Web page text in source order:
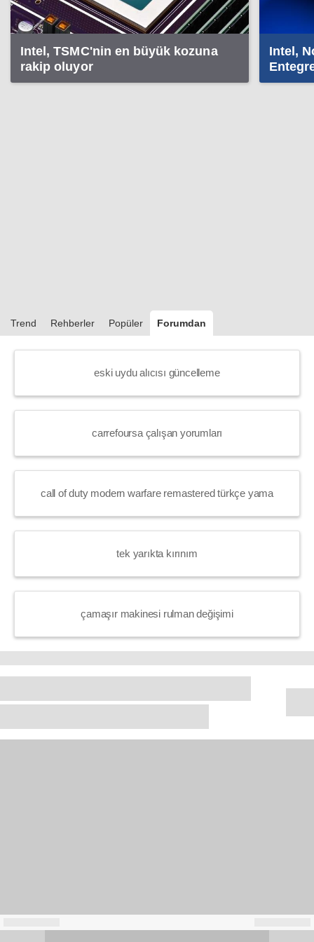
Intel, TSMC'nin en büyük kozuna
rakip oluyor
Intel,
Trend Rehberler Popüler Forumdan
eski uydu alıcısı güncelleme
carrefoursa çalışan yorumları
call of duty modern warfare remastered türkçe yama
tek yarıkta kırınım
çamaşır makinesi rulman değişimi